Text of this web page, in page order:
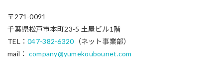
〒271-0091
千葉県松戸市本町23-5 土屋ビル1階
TEL：047-382-6320 （ネット事業部）
mail： company@yumekoubounet.com